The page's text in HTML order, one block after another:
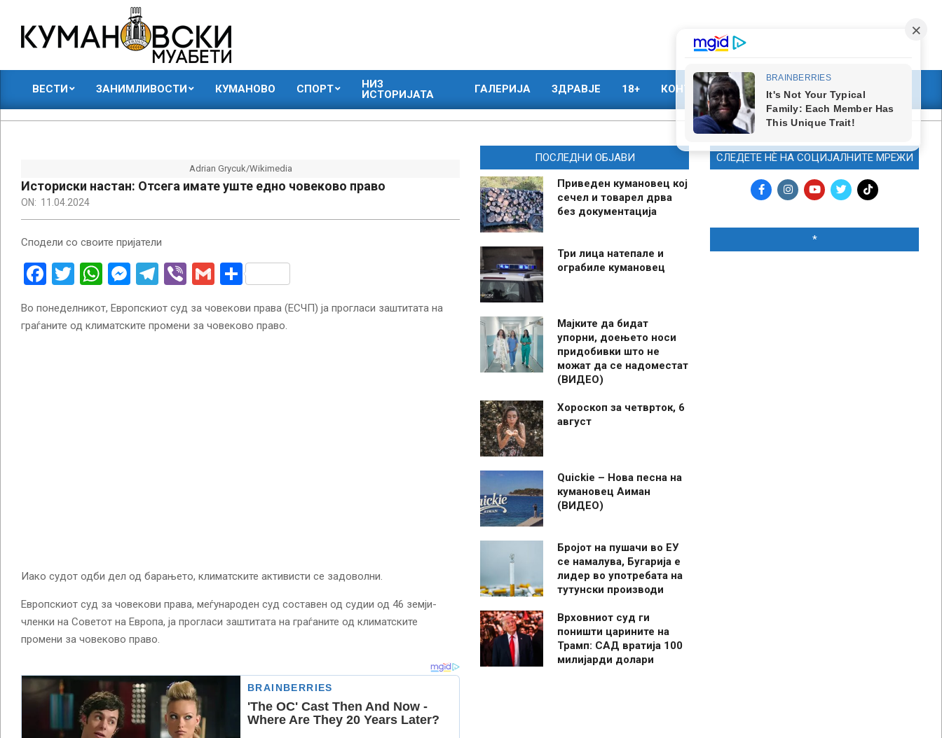
content
КУМАНОВСКИ
МУАБЕТИ
ВЕСТИ ЗАНИМЛИВОСТИ КУМАНОВО СПОРТ
НИЗ
ИСТОРИЈАТА
ГАЛЕРИЈА ЗДРАВЈЕ 18+ КОНТАКТ МАРКЕТИНГ
Adrian Grycuk/Wikimedia
Историски настан: Отсега имате уште едно човеково право
ON: 11.04.2024
Сподели со своите пријатели
Facebook
Twitter
WhatsApp
Messenger
Telegram
ViberGmailShare
Во понеделникот, Европскиот суд за човекови права (ЕСЧП) ја прогласи заштитата на
граѓаните од климатските промени за човеково право.
Иако судот одби дел од барањето, климатските активисти се задоволни.
Европскиот суд за човекови права, меѓународен суд составен од судии од 46 земји-
членки на Советот на Европа, ја прогласи заштитата на граѓаните од климатските
промени за човеково право.
ПОСЛЕДНИ ОБЈАВИ
Приведен кумановец кој
сечел и товарел дрва
без документација
Три лица натепале и
ограбиле кумановец
Мајките да бидат
упорни, доењето носи
придобивки што не
можат да се надоместат
(ВИДЕО)
Хороскоп за четврток, 6
август
Quickie – Нова песна на
кумановец Аиман
(ВИДЕО)
Бројот на пушачи во ЕУ
се намалува, Бугарија е
лидер во употребата на
тутунски производи
Врховниот суд ги
поништи царините на
Трамп: САД вратија 100
милијарди долари
СЛЕДЕТЕ НЀ НА СОЦИЈАЛНИТЕ МРЕЖИ
*